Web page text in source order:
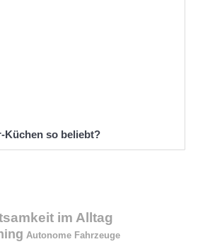
Küchen so beliebt?
im Alltag
Autonome Fahrzeuge